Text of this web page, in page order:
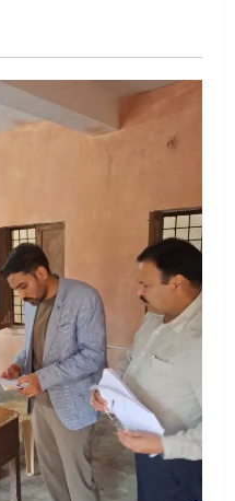
के लिए 13 वीरांगनाओं का
NEWS
2026 के सब-कॉन्टेस्ट ‘मिस
NEWS
यूनिवर्सिटी और जर्मनी के
बीच समझौता; भारतीय छात्रों
अवसर
के मुख्यमंत्री से
पर्यटन और सांस्कृतिक
पर हुई चर्चा